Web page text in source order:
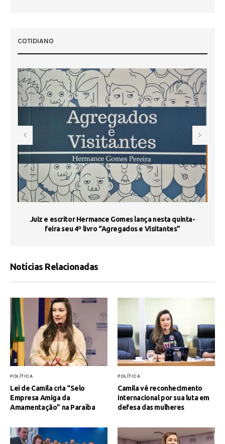
COTIDIANO
Juiz e escritor Hermance Gomes lança nesta quinta-
feira seu 4º livro “Agregados e Visitantes”
Notícias Relacionadas
POLÍTICA
Lei de Camila cria “Selo
Empresa Amiga da
Amamentação” na Paraíba
POLÍTICA
Camila vê reconhecimento
internacional por sua luta em
defesa das mulheres